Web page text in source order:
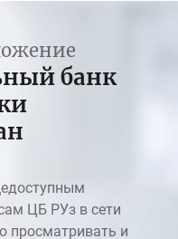
банк
ЦБ РУз в сети
просматривать и